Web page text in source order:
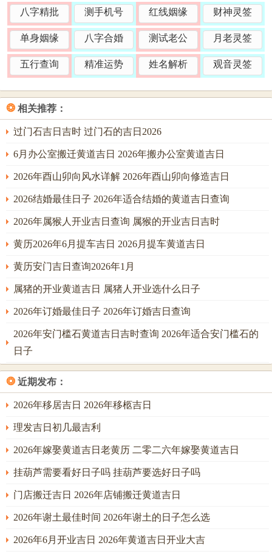
六
月
十
二
庚
辰
日
2026
月25
天
德、
月
德、
不守
塚
宜修造、动土；忌安床、入
宅。庚金泄土生水，解燥
局，主工程顺遂，人丁平
安，
六
十
五
癸
未
月28
日
天
三合
主根基扎实，利于长远发
展，
月
廿
己
日
年8
月3
天
赦、
将、
圣心
宅；丑未冲开土库，主破除
障碍，旧地新生，气象万
六
月
四
辰
日
2026
年8
日
天
母
仓、
易，壬水浩荡，辰为水库，
水势充足，大利土木工程。
民俗禁忌与风水考量。 择日既定，尚需察地理，六月之太岁
方在正南，三煞方亦在正南，凡动土，务必先从此方之吉位
起工，切忌冲犯太岁与三煞，若工地大门或重要动土区域恰
在正南，则此月不宜大兴土木，或需另择吉月以免触犯土
神，引发不测。
昔有命主于三煞方贸然动土。未及三日，工人无故争执，器
日先行「祭土神」之仪，以香烛、清茶、五谷供奉，禀告天
地，祈求护佑，此为礼数，不可废也。
屋宅之「天德方」同「月德方」乃生气汇聚之所。六月天德
方在乾宫（西北），月德方在甲（东方），于吉日动土时可
八字精批 测手机号 红线姻缘 财神灵签
单身姻缘 八字合婚 测试老公 月老灵签
五行查询 精准运势 姓名解析 观音灵签
❂ 相关推荐：
过门石吉日吉时 过门石的吉日2026
6月办公室搬迁黄道吉日 2026年搬办公室黄道吉日
2026年酉山卯向风水详解 2026年酉山卯向修造吉日
2026结婚最佳日子 2026年适合结婚的黄道吉日查询
2026年属猴人开业吉日查询 属猴的开业吉日吉时
黄历2026年6月提车吉日 2026月提车黄道吉日
黄历安门吉日查询2026年1月
属猪的开业黄道吉日 属猪人开业选什么日子
2026年订婚最佳日子 2026年订婚吉日查询
2026年安门槛石黄道吉日吉时查询 2026年适合安门槛石的
日子
❂ 近期发布：
2026年移居吉日 2026年移柩吉日
理发吉日初几最吉利
2026年嫁娶黄道吉日老黄历 二零二六年嫁娶黄道吉日
挂葫芦需要看好日子吗 挂葫芦要选好日子吗
门店搬迁吉日 2026年店铺搬迁黄道吉日
2026年谢土最佳时间 2026年谢土的日子怎么选
2026年6月开业吉日 2026年黄道吉日开业大吉